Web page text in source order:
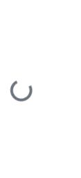
Hämtar...